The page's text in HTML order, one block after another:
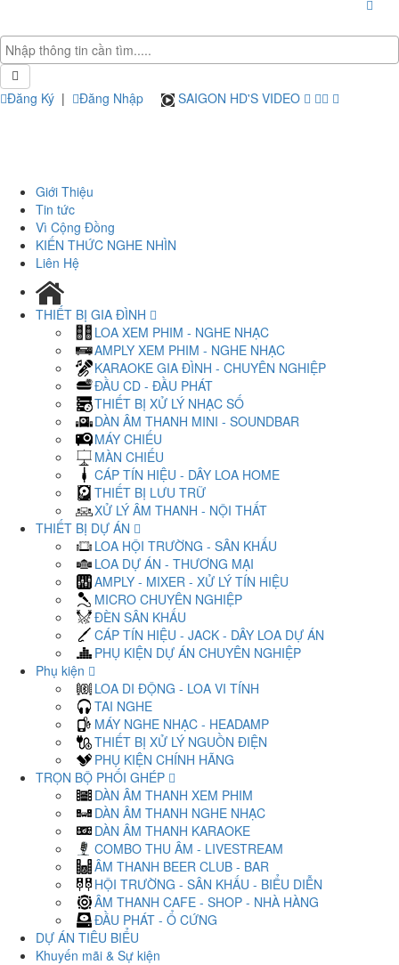
Đăng Ký | Đăng Nhập SAIGON HD'S VIDEO
Giới Thiệu
Tin tức
Vì Cộng Đồng
KIẾN THỨC NGHE NHÌN
Liên Hệ
THIẾT BỊ GIA ĐÌNH
LOA XEM PHIM - NGHE NHẠC
AMPLY XEM PHIM - NGHE NHẠC
KARAOKE GIA ĐÌNH - CHUYÊN NGHIỆP
ĐẦU CD - ĐẦU PHÁT
THIẾT BỊ XỬ LÝ NHẠC SỐ
DÀN ÂM THANH MINI - SOUNDBAR
MÁY CHIẾU
MÀN CHIẾU
CÁP TÍN HIỆU - DÂY LOA HOME
THIẾT BỊ LƯU TRỮ
XỬ LÝ ÂM THANH - NỘI THẤT
THIẾT BỊ DỰ ÁN
LOA HỘI TRƯỜNG - SÂN KHẤU
LOA DỰ ÁN - THƯƠNG MẠI
AMPLY - MIXER - XỬ LÝ TÍN HIỆU
MICRO CHUYÊN NGHIỆP
ĐÈN SÂN KHẤU
CÁP TÍN HIỆU - JACK - DÂY LOA DỰ ÁN
PHỤ KIỆN DỰ ÁN CHUYÊN NGHIỆP
Phụ kiện
LOA DI ĐỘNG - LOA VI TÍNH
TAI NGHE
MÁY NGHE NHẠC - HEADAMP
THIẾT BỊ XỬ LÝ NGUỒN ĐIỆN
PHỤ KIỆN CHÍNH HÃNG
TRỌN BỘ PHỐI GHÉP
DÀN ÂM THANH XEM PHIM
DÀN ÂM THANH NGHE NHẠC
DÀN ÂM THANH KARAOKE
COMBO THU ÂM - LIVESTREAM
ÂM THANH BEER CLUB - BAR
HỘI TRƯỜNG - SÂN KHẤU - BIỂU DIỄN
ÂM THANH CAFE - SHOP - NHÀ HÀNG
ĐẦU PHÁT - Ổ CỨNG
DỰ ÁN TIÊU BIỂU
Khuyến mãi & Sự kiện